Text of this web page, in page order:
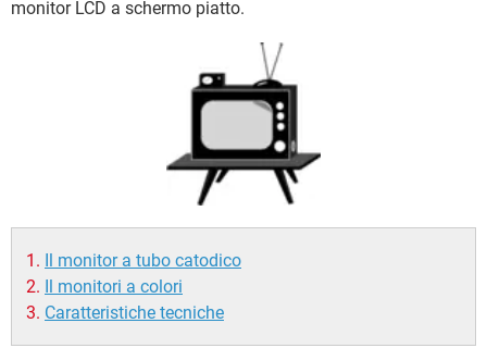
HARDWARE
iOS
WHATSAPP
FACEBOOK
WINDOWS 10
WHATSAPP
FACEBOOK
monitor LCD a schermo piatto.
Il monitor a tubo catodico
Il monitori a colori
Caratteristiche tecniche